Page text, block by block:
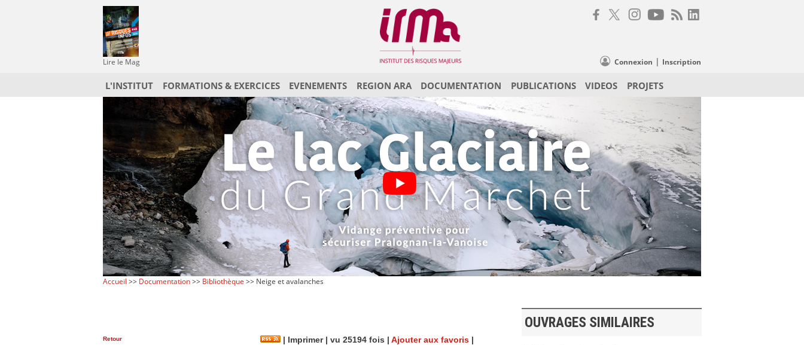
Lire le Mag Connexion | Inscription
L'INSTITUT FORMATIONS & EXERCICES EVENEMENTS REGION ARA DOCUMENTATION PUBLICATIONS VIDEOS PROJETS
Accueil >> Documentation>> Bibliothèque >> Neige et avalanches
Retour Imprimer| vu 25194 fois | Ajouter aux favoris
OUVRAGES SIMILAIRES